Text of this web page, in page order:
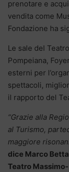
prenotare e
vendita come
Fondazione ha
Le sale del
Pompeiana,
esterni per
spettacoli,
il rapporto del
“Grazie alla
al Turismo,
maggiore
dice Marco
Teatro Massimo-